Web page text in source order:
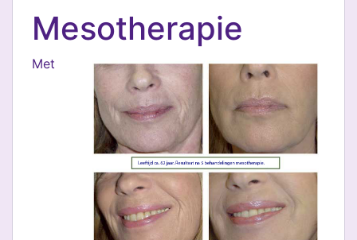
Mesotherapie
Met